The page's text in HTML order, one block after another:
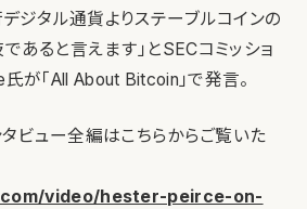
デジタル通貨よりステーブルコインの
あると言えます」とSECコミッショ
が「All About Bitcoin」で発言。
タビュー全編はこちらからご覧いた
video/hester-peirce-on-